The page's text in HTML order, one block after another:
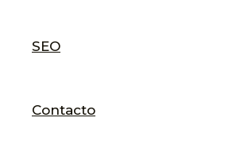
SEO
Contacto